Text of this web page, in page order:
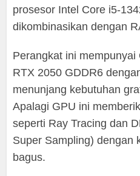
prosesor Intel Core i5-
dikombinasikan dengan
Perangkat ini
RTX 2050 GDDR6
menunjang kebutuhan
Apalagi GPU ini
seperti Ray Tracing dan
Super Sampling) dengan
bagus.